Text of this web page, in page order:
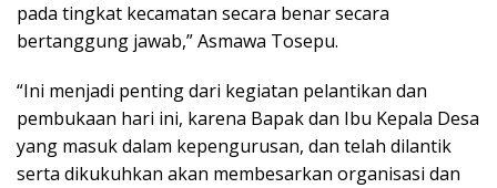
pada tingkat kecamatan secara benar secara
bertanggung jawab,” Asmawa Tosepu.
“Ini menjadi penting dari kegiatan pelantikan dan
pembukaan hari ini, karena Bapak dan Ibu Kepala Desa
yang masuk dalam kepengurusan, dan telah dilantik
serta dikukuhkan akan membesarkan organisasi dan